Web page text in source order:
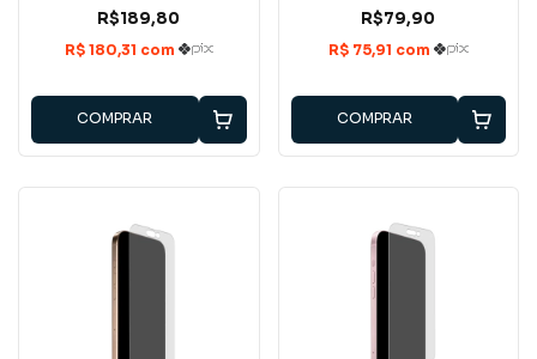
R$189,80
COMPRAR
R$79,90
COMPRAR